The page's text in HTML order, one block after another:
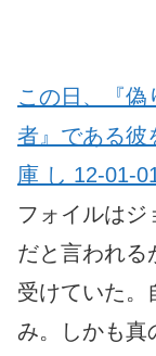
この日、『偽
者』である彼
庫 し 12-01-
フォイルはジ
だと言われる
受けていた。
み。しかも真